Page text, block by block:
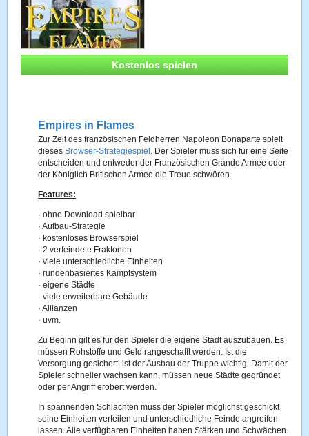
Kostenlos spielen
Empires in Flames
Zur Zeit des französischen Feldherren Napoleon Bonaparte spielt
dieses Browser-Strategiespiel . Der Spieler muss sich für eine Seite
entscheiden und entweder der Französischen Grande Armèe oder
der Königlich Britischen Armee die Treue schwören.
Features:
· ohne Download spielbar
· Aufbau-Strategie
· kostenloses Browserspiel
· 2 verfeindete Fraktonen
· viele unterschiedliche Einheiten
· rundenbasiertes Kampfsystem
· eigene Städte
· viele erweiterbare Gebäude
· Allianzen
· uvm.
Zu Beginn gilt es für den Spieler die eigene Stadt auszubauen. Es
müssen Rohstoffe und Geld rangeschafft werden. Ist die
Versorgung gesichert, ist der Ausbau der Truppe wichtig. Damit der
Spieler schneller wachsen kann, müssen neue Städte gegründet
oder per Angriff erobert werden.
In spannenden Schlachten muss der Spieler möglichst geschickt
seine Einheiten verteilen und unterschiedliche Feinde angreifen
lassen. Alle verfügbaren Einheiten haben Stärken und Schwächen.